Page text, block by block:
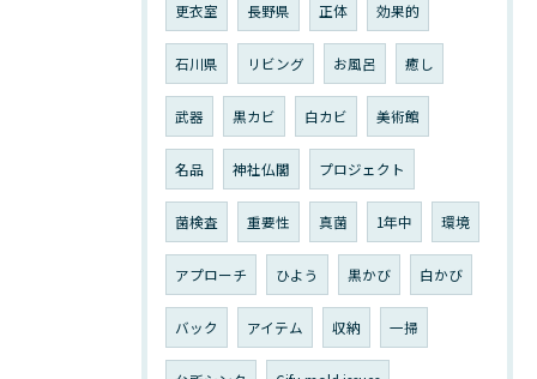
更衣室 長野県 正体 効果的
石川県 リビング お風呂 癒し
武器 黒カビ 白カビ 美術館
名品 神社仏閣 プロジェクト
菌検査 重要性 真菌 1年中 環境
アプローチ ひよう 黒かび 白かび
バック アイテム 収納 一掃